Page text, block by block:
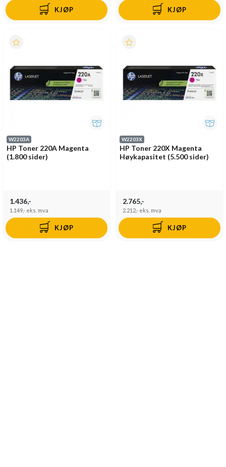
KJØP KJØP
W2203A
HP Toner 220A Magenta
(1.800 sider)
1.436,-
1.149,- eks. mva
KJØP
W2203X
HP Toner 220X Magenta
Høykapasitet (5.500 sider)
2.765,-
2.212,- eks. mva
KJØP